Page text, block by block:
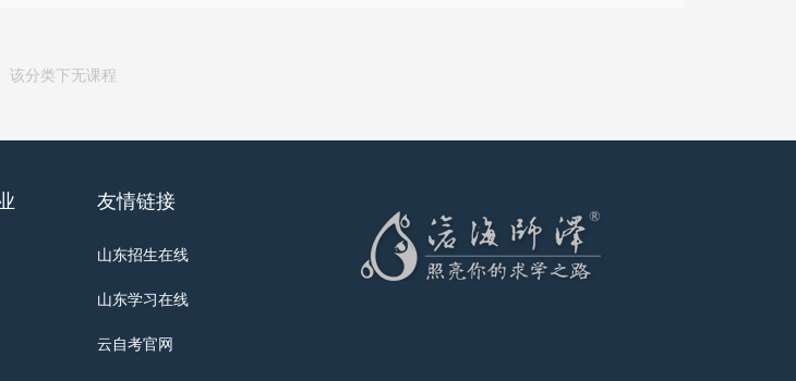
该分类下无课程
友情链接
山东招生在线
山东学习在线
云自考官网